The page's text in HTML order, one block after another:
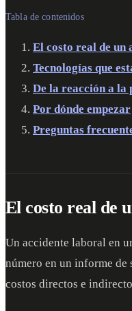
Tabla de contenidos
El costo real de un
Tecnologías que
De la reacción a la
Por dónde empezar
Preguntas
El costo real de
Un accidente laboral en
número en un informe de
costos directos e